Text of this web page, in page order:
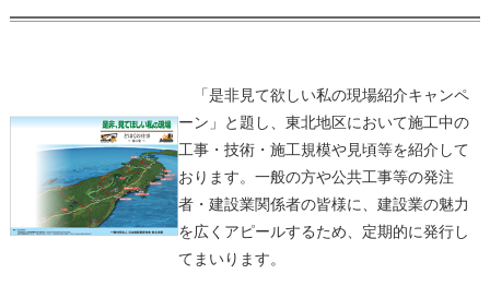
「是非見て欲しい私の現場紹介キャンペ
ーン」と題し、東北地区において施工中の
工事・技術・施工規模や見頃等を紹介して
おります。一般の方や公共工事等の発注
者・建設業関係者の皆様に、建設業の魅力
を広くアピールするため、定期的に発行し
てまいります。